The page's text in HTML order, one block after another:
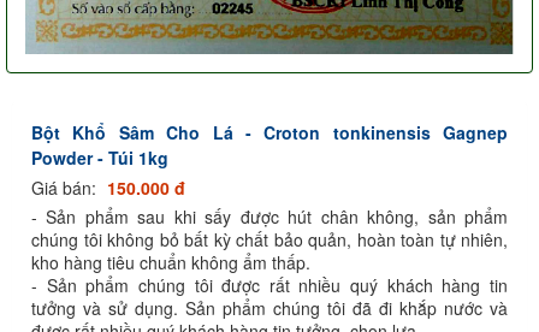
Bột Khổ Sâm Cho Lá - Croton tonkinensis Gagnep
Powder - Túi 1kg
Giá bán: 150.000 đ
- Sản phẩm sau khi sấy được hút chân không, sản phẩm
chúng tôi không bỏ bất kỳ chất bảo quản, hoàn toàn tự nhiên,
kho hàng tiêu chuẩn không ẩm thấp.
- Sản phẩm chúng tôi được rất nhiều quý khách hàng tin
tưởng và sử dụng. Sản phẩm chúng tôi đã đi khắp nước và